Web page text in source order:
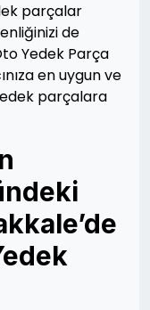
parçalar
de
Yedek Parça
en uygun ve
parçalara